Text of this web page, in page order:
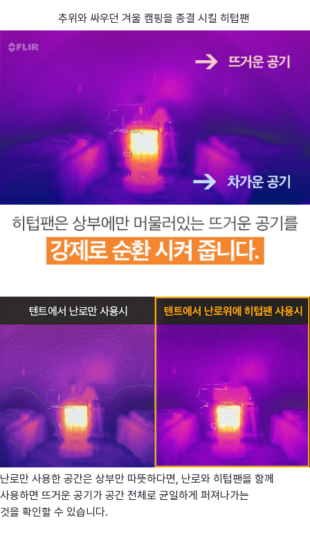
추위와 싸우던 겨울 캠핑을 종결 시킬 히텁팬
난로만 사용한 공간은 상부만 따뜻하다면, 난로와 히텁팬을 함께
사용하면 뜨거운 공기가 공간 전체로 균일하게 퍼져나가는
것을 확인할 수 있습니다.